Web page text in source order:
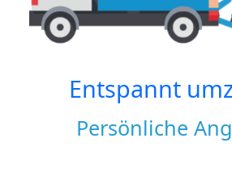
Entspannt
Persönliche